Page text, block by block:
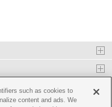
such as cookies to
content and ads. We